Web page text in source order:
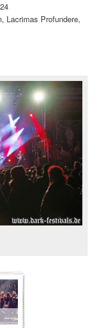
Lacrimas Profundere,